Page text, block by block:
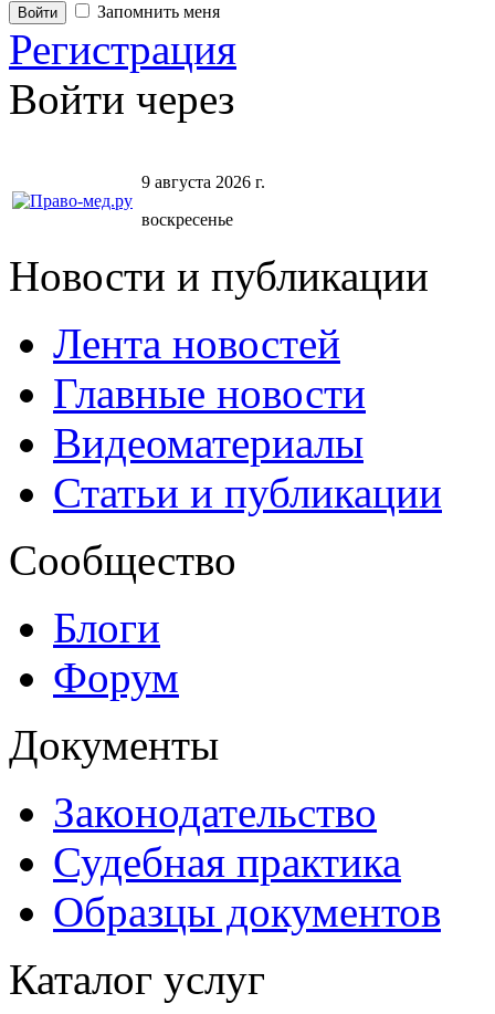
Запомнить меня
Регистрация
Войти через
9 августа 2026 г.
воскресенье
Новости и публикации
Лента новостей
Главные новости
Видеоматериалы
Статьи и публикации
Сообщество
Блоги
Форум
Документы
Законодательство
Судебная практика
Образцы документов
Каталог услуг